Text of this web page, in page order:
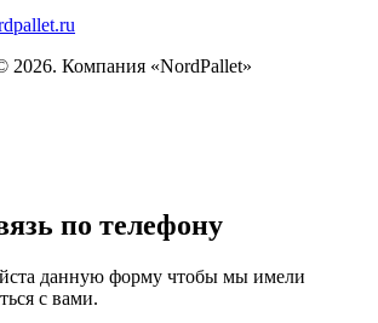
Компания «NordPallet»
по телефону
данную форму чтобы мы имели
с вами.